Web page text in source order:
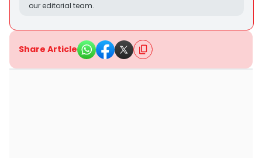
our editorial team.
Share Article